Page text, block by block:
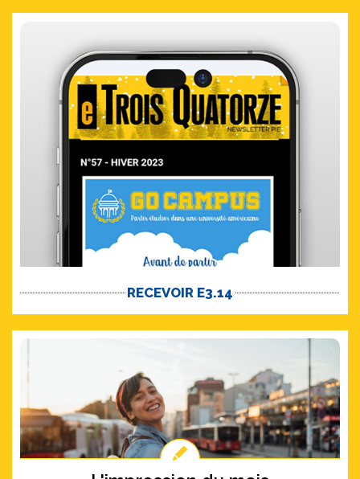
RECEVOIR E3.14